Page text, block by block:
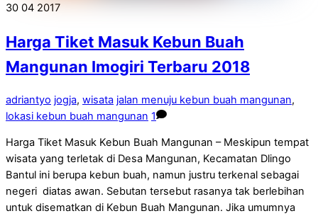
30 04 2017
Harga Tiket Masuk Kebun Buah
Mangunan Imogiri Terbaru 2018
adriantyo jogja, wisata jalan menuju kebun buah mangunan,
lokasi kebun buah mangunan 1
Harga Tiket Masuk Kebun Buah Mangunan – Meskipun tempat
wisata yang terletak di Desa Mangunan, Kecamatan Dlingo
Bantul ini berupa kebun buah, namun justru terkenal sebagai
negeri diatas awan. Sebutan tersebut rasanya tak berlebihan
untuk disematkan di Kebun Buah Mangunan. Jika umumnya